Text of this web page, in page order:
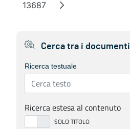
Pagina
13687
Cerca tra i documenti
Ricerca testuale
Ricerca estesa al contenuto